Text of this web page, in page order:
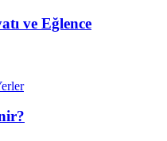
ve Eğlence